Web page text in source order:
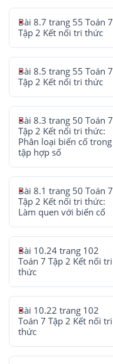
Bài 8.7 trang 55 Toán 7
Tập 2 Kết nối tri thức
Bài 8.5 trang 55 Toán 7
Tập 2 Kết nối tri thức
Bài 8.3 trang 50 Toán 7
Tập 2 Kết nối tri thức:
Phân loại biến cố trong
tập hợp số
Bài 8.1 trang 50 Toán 7
Tập 2 Kết nối tri thức:
Làm quen với biến cố
Bài 10.24 trang 102
Toán 7 Tập 2 Kết nối tri
thức
Bài 10.22 trang 102
Toán 7 Tập 2 Kết nối tri
thức